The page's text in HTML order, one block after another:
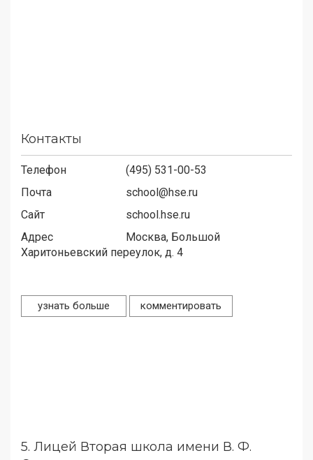
Контакты
Телефон
(495) 531-00-53
Почта
school@hse.ru
Сайт
school.hse.ru
Адрес
Москва, Большой
Харитоньевский переулок, д. 4
узнать больше комментировать
5. Лицей Вторая школа имени В. Ф.